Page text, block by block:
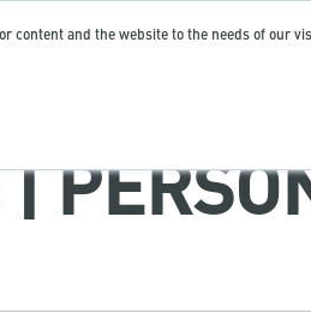
content and the website to the needs of our